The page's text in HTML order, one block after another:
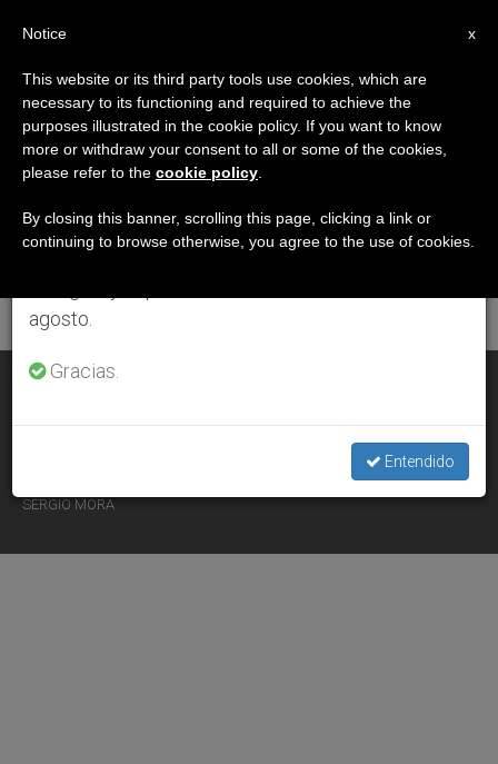
ETIQUETA
Posts Tagged
‘discurso Obama’
ÚLTIMAS NOTICIAS
Los obispos de EE.UU apoyan la limitación de armas
SERGIO MORA
×
Aviso importante
Del 27 de julio al 7 de agosto haremos la pausa
anual, aprovechando que en el periodo de verano
se generan menos informaciones y también el
agosto.
Gracias.
Entendido
x
Notice
This website or its third party tools use cookies, which are
necessary to its functioning and required to achieve the
purposes illustrated in the cookie policy. If you want to know
more or withdraw your consent to all or some of the cookies,
please refer to the cookie policy
By closing this banner, scrolling this page, clicking a link or
continuing to browse otherwise, you agree to the use of cookies.